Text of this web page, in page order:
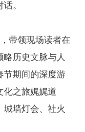
。
带领现场读者在
历史文脉与人
节期间的深度游
化之旅娓娓道
城墙灯会、社火